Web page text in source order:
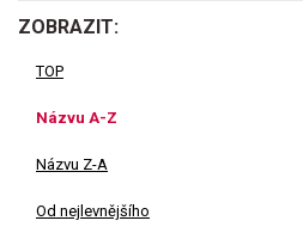
ZOBRAZIT:
TOP
Názvu A-Z
Názvu Z-A
Od nejlevnějšího